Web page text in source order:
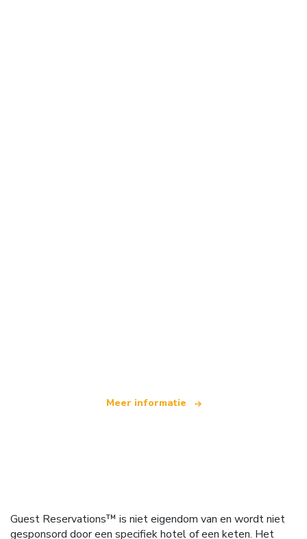
Meer informatie
Guest Reservations™ is niet eigendom van en wordt niet
gesponsord door een specifiek hotel of een keten. Het